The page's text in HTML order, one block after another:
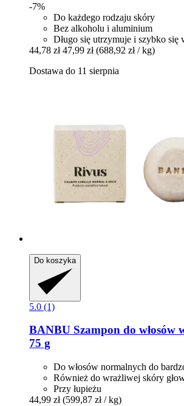
-7%
Do każdego rodzaju skóry
Bez alkoholu i aluminium
Długo się utrzymuje i szybko się
44,78 zł 47,99 zł (688,92 zł / kg)
Dostawa do 11 sierpnia
Do koszyka
5.0 (1)
BANBU Szampon do włosów
75 g
Do włosów normalnych do
Również do wrażliwej skóry
Przy łupieżu
44,99 zł (599,87 zł / kg)